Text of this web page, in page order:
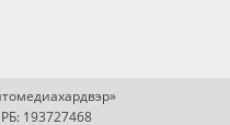
193727468